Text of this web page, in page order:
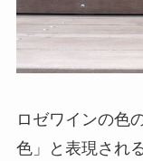
ロゼワインの色
色」と表現され